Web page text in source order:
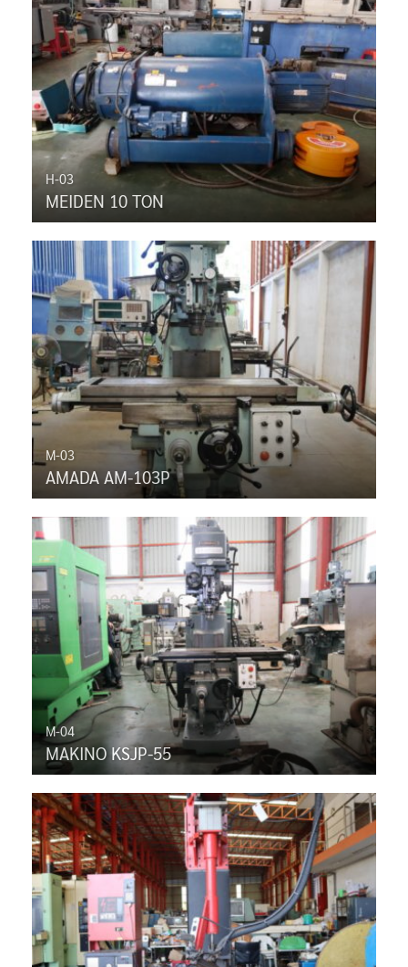
H-03
MEIDEN 10 TON
M-03
AMADA AM-103P
M-04
MAKINO KSJP-55